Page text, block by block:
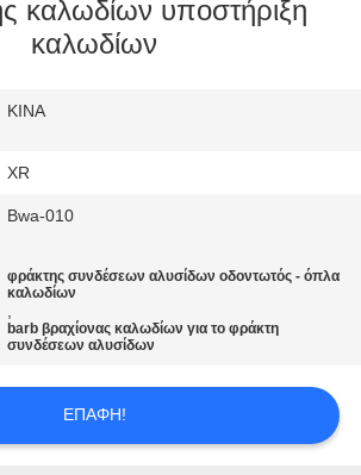
καλωδίων υποστήριξη
καλωδίων
ΚΙΝΑ
XR
Bwa-010
φράκτης συνδέσεων αλυσίδων οδοντωτός - όπλα
καλωδίων
,
barb βραχίονας καλωδίων για το φράκτη
συνδέσεων αλυσίδων
ΕΠΑΦΉ!